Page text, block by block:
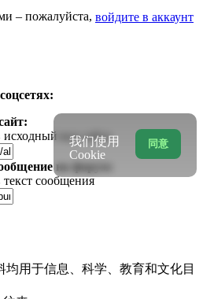
– пожалуйста, войдите в аккаунт
исходный код сайта
на форум:
текст сообщения
用于信息、科学、教育和文化目
同意
我们使用
Cookie